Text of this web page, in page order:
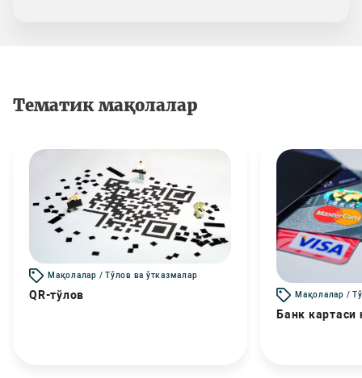
Тематик мақолалар
Мақолалар / Тўлов ва ўтказмалар
QR-тўлов Мақолалар /
Банк картаси